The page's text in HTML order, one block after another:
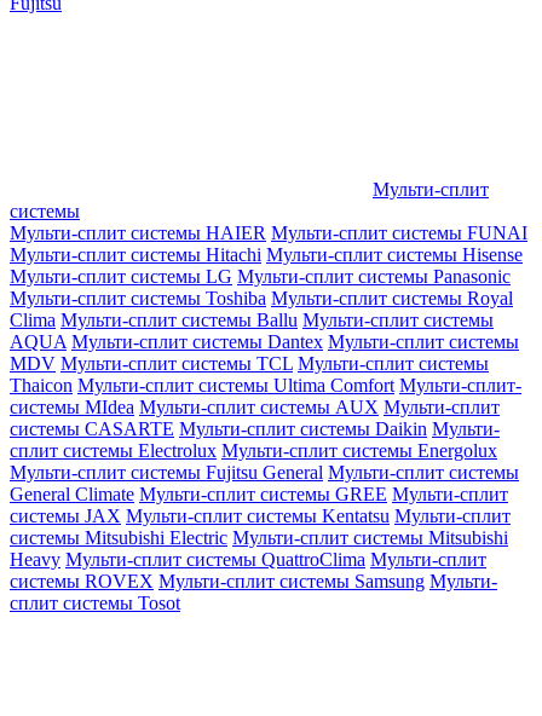
Мульти-сплит
системы
Мульти-сплит системы HAIER Мульти-сплит системы FUNAI
Мульти-сплит системы Hitachi Мульти-сплит системы Hisense
Мульти-сплит системы LG Мульти-сплит системы Panasonic
Мульти-сплит системы Toshiba Мульти-сплит системы Royal
Clima Мульти-сплит системы Ballu Мульти-сплит системы
AQUA Мульти-сплит системы Dantex Мульти-сплит системы
MDV Мульти-сплит системы TCL Мульти-сплит системы
Thaicon Мульти-сплит системы Ultima Comfort Мульти-сплит-
системы MIdea Мульти-сплит системы AUX Мульти-сплит
системы CASARTE Мульти-сплит системы Daikin Мульти-
сплит системы Electrolux Мульти-сплит системы Energolux
Мульти-сплит системы Fujitsu General Мульти-сплит системы
General Climate Мульти-сплит системы GREE Мульти-сплит
системы JAX Мульти-сплит системы Kentatsu Мульти-сплит
системы Mitsubishi Electric Мульти-сплит системы Mitsubishi
Heavy Мульти-сплит системы QuattroClima Мульти-сплит
системы ROVEX Мульти-сплит системы Samsung Мульти-
сплит системы Tosot